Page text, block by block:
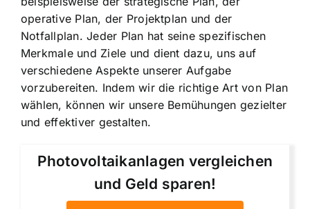
operative Plan, der Projektplan und der
Notfallplan. Jeder Plan hat seine spezifischen
Merkmale und Ziele und dient dazu, uns auf
verschiedene Aspekte unserer Aufgabe
vorzubereiten. Indem wir die richtige Art von Plan
wählen, können wir unsere Bemühungen gezielter
und effektiver gestalten.
Photovoltaikanlagen vergleichen
und Geld sparen!